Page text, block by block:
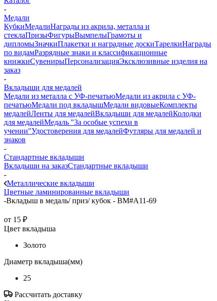
-
Медали
КубкиМедалиНаграды из акрила, металла и
стеклаПризыФигурыВымпелыГрамоты и
дипломыЗначкиПлакетки и наградные доскиТарелкиНаграды
по видамРазрядные знаки и классификационные
книжкиСувенирыПерсонализацияЭксклюзивные изделия на
заказ
-
Вкладыши для медалей
Медали из металла с УФ-печатьюМедали из акрила с УФ-
печатьюМедали под вкладышМедали видовыеКомплекты
медалейЛенты для медалейВкладыши для медалейКолодки
для медалейМедаль "За особые успехи в
учении"Удостоверения для медалейФутляры для медалей и
знаков
-
Стандартные вкладыши
Вкладыши на заказСтандартные вкладыши
-
Металлические вкладыши
Цветные ламинированные вкладыши
-Вкладыш в медаль/ приз/ кубок - BM#A11-69
от 15 ₽
Цвет вкладыша
Золото
Диаметр вкладыша(мм)
25
Рассчитать доставку